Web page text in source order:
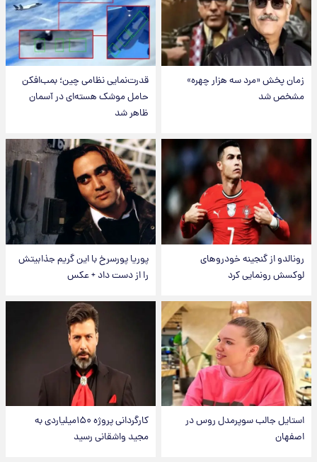
زمان پخش «مرد سه هزار چهره»
مشخص شد
قدرت‌نمایی نظامی چین؛ بمب‌افکن
حامل موشک هسته‌ای در آسمان
ظاهر شد
رونالدو از گنجینه خودروهای
لوکسش رونمایی کرد
پوریا پورسرخ با این گریم جذابیتش
را از دست داد + عکس
استایل جالب سوپرمدل روس در
اصفهان
کارگردانی پروژه ۱۵۰میلیاردی به
مجید واشقانی رسید